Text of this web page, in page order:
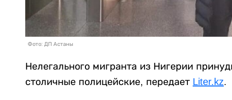
Фото: ДП Астаны
Нелегального мигранта из Нигерии
столичные полицейские, передает Liter.kz.